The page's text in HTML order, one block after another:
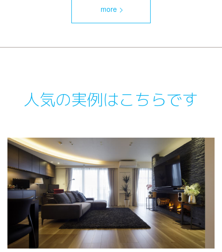
more
人気の実例はこちらです